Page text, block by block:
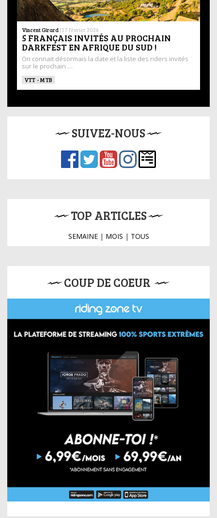
Vincent Girard | 17 février 2026
5 FRANÇAIS INVITÉS AU PROCHAIN
DARKFEST EN AFRIQUE DU SUD !
On connait désormais la date et la liste des riders invités
sur le prochain …
VTT - MTB
SUIVEZ-NOUS
TOP ARTICLES
SEMAINE| MOIS | TOUS
COUP DE COEUR